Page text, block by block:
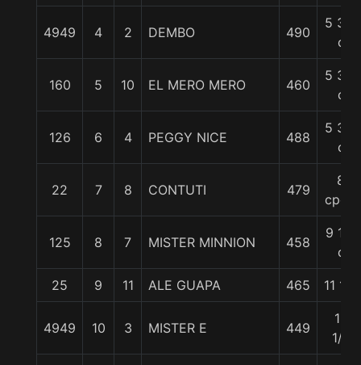
4949 4 2 DEMBO 490
5 3/4
c
160 5 10 EL MERO MERO 460
5 3/4
c
126 6 4 PEGGY NICE 488
5 3/4
c
22 7 8 CONTUTI 479
8
cpos.
125 8 7 MISTER MINNION 458
9 1/4
c
25 9 11 ALE GUAPA 465 11 1/4
4949 10 3 MISTER E 449
16
1/2